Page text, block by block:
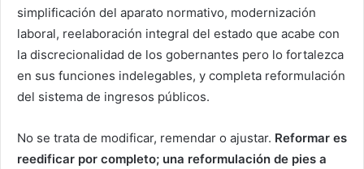
simplificación del aparato normativo, modernización
laboral, reelaboración integral del estado que acabe con
la discrecionalidad de los gobernantes pero lo fortalezca
en sus funciones indelegables, y completa reformulación
del sistema de ingresos públicos.
No se trata de modificar, remendar o ajustar. Reformar es
reedificar por completo; una reformulación de pies a